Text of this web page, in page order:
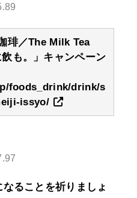
琲／The Milk Tea
も。」キャンペーン
foods_drink/drink/s
issyo/
ることを祈りましょ